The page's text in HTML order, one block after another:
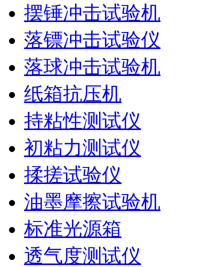
摆锤冲击试验机
落镖冲击试验仪
落球冲击试验机
纸箱抗压机
持粘性测试仪
初粘力测试仪
揉搓试验仪
油墨摩擦试验机
标准光源箱
透气度测试仪